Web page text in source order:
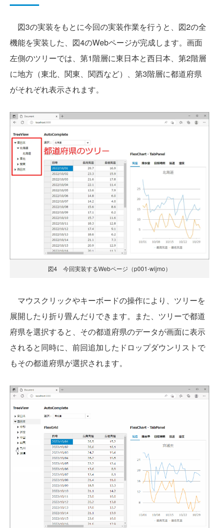
図3の実装をもとに今回の実装作業を行うと、図2の全
機能を実装した、図4のWebページが完成します。画面
左側のツリーでは、第1階層に東日本と西日本、第2階層
に地方（東北、関東、関西など）、第3階層に都道府県
がそれぞれ表示されます。
図4 今回実装するWebページ（p001-wijmo）
マウスクリックやキーボードの操作により、ツリーを
展開したり折り畳んだりできます。また、ツリーで都道
府県を選択すると、その都道府県のデータが画面に表示
されると同時に、前回追加したドロップダウンリストで
もその都道府県が選択されます。